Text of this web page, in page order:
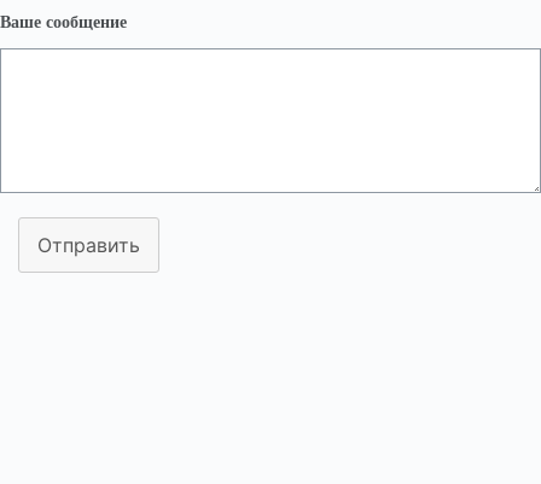
Ваше сообщение
Отправить